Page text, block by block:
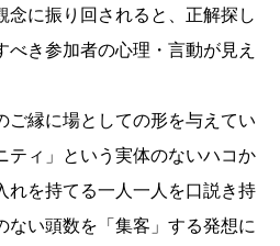
念に振り回されると、正解探し
き参加者の心理・言動が見え
ご縁に場としての形を与えてい
ティ」という実体のないハコか
れを持てる一人一人を口説き持
ない頭数を「集客」する発想に